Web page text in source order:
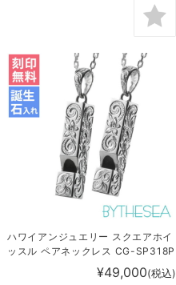
ハワイアンジュエリー スクエアホイ
ッスル ペアネックレス CG-SP318P
¥49,000(税込)